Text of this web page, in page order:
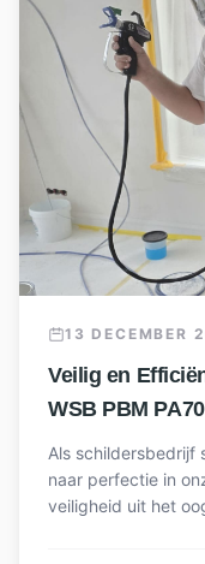
13 DECEMBER
Veilig en
WSB PBM
Als schildersbedrijf
naar perfectie in
veiligheid uit het